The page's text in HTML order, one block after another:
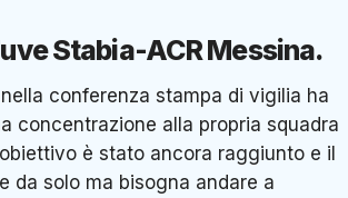
Stabia-ACR Messina.
conferenza stampa di vigilia ha
concentrazione alla propria squadra
è stato ancora raggiunto e il
da solo ma bisogna andare a